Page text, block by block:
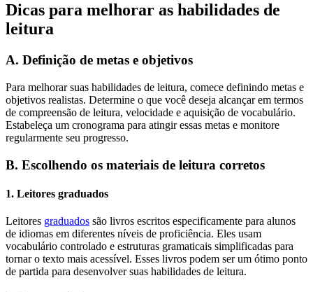
Dicas para melhorar as habilidades de
leitura
A. Definição de metas e objetivos
Para melhorar suas habilidades de leitura, comece definindo metas e
objetivos realistas. Determine o que você deseja alcançar em termos
de compreensão de leitura, velocidade e aquisição de vocabulário.
Estabeleça um cronograma para atingir essas metas e monitore
regularmente seu progresso.
B. Escolhendo os materiais de leitura corretos
1. Leitores graduados
Leitores graduados são livros escritos especificamente para alunos
de idiomas em diferentes níveis de proficiência. Eles usam
vocabulário controlado e estruturas gramaticais simplificadas para
tornar o texto mais acessível. Esses livros podem ser um ótimo ponto
de partida para desenvolver suas habilidades de leitura.